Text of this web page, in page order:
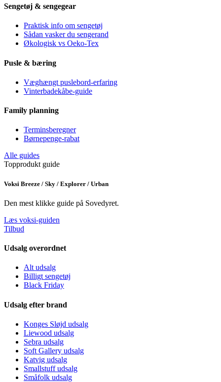
Sengetøj & sengegear
Praktisk info om sengetøj
Sådan vasker du sengerand
Økologisk vs Oeko-Tex
Pusle & bæring
Væghængt puslebord-erfaring
Vinterbadekåbe-guide
Family planning
Terminsberegner
Børnepenge-rabat
Alle guides
Topprodukt guide
Voksi Breeze / Sky / Explorer / Urban
Den mest klikke guide på Sovedyret.
Læs voksi-guiden
Tilbud
Udsalg overordnet
Alt udsalg
Billigt sengetøj
Black Friday
Udsalg efter brand
Konges Sløjd udsalg
Liewood udsalg
Sebra udsalg
Soft Gallery udsalg
Katvig udsalg
Smallstuff udsalg
Småfolk udsalg